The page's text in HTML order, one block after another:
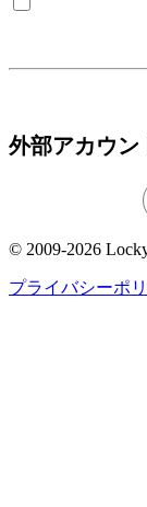
外部アカウン
© 2009-2026
プライバシーポ